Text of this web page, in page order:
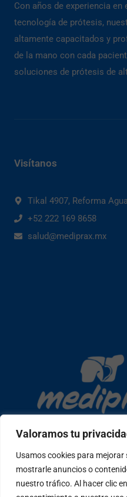
Valoramos tu
Usamos cookies para
mostrarle anuncios o
nuestro tráfico. Al hacer clic
Con años de experiencia
tecnología de prótesis,
altamente capacitados y
de la mano con cada
soluciones de prótesis de
Copyright © 2026 mediprax |
Web
Visítanos
Tikal 4907, Reforma
+52 222 169 8658
salud@mediprax.mx